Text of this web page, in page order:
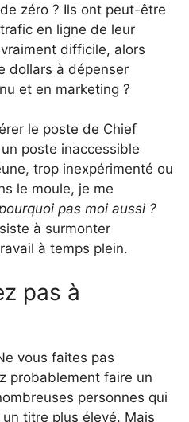
zéro ? Ils ont peut-être
en ligne de leur
difficile, alors
dollars à dépenser
et en marketing ?
le poste de Chief
poste inaccessible
trop inexpérimenté ou
le moule, je me
pas moi aussi ?
à surmonter
à temps plein.
pas à
vous faites pas
probablement faire un
personnes qui
titre plus élevé. Mais